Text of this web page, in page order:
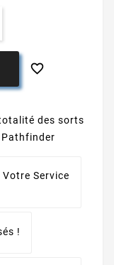

des sorts
Pathfinder
Votre Service
!